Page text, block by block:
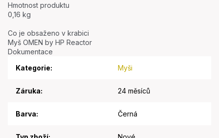
Hmotnost produktu
0,16 kg
Co je obsaženo v krabici
Myš OMEN by HP Reactor
Dokumentace
Kategorie: Myši
Záruka: 24 měsíců
Barva: Černá